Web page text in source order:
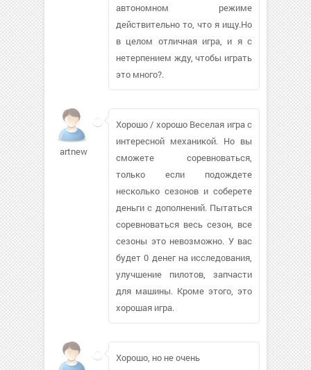
автономном режиме
действительно то, что я ищу.Но
в целом отличная игра, и я с
нетерпением жду, чтобы играть
это много?.
artnew
Хорошо / хорошо Веселая игра с
интересной механикой. Но вы
сможете соревноваться,
только если подождете
несколько сезонов и соберете
деньги с дополнений. Пытаться
соревноваться весь сезон, все
сезоны это невозможно. У вас
будет 0 денег на исследования,
улучшение пилотов, запчасти
для машины. Кроме этого, это
хорошая игра.
Хорошо, но не очень